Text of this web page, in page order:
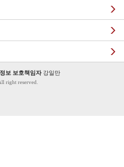
보 보호책임자강일만
right reserved.